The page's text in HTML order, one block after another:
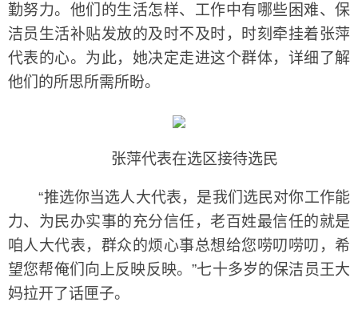
勤努力。他们的生活怎样、工作中有哪些困难、保
洁员生活补贴发放的及时不及时，时刻牵挂着张萍
代表的心。为此，她决定走进这个群体，详细了解
他们的所思所需所盼。
张萍代表在选区接待选民
“推选你当选人大代表，是我们选民对你工作能
力、为民办实事的充分信任，老百姓最信任的就是
咱人大代表，群众的烦心事总想给您唠叨唠叨，希
望您帮俺们向上反映反映。”七十多岁的保洁员王大
妈拉开了话匣子。